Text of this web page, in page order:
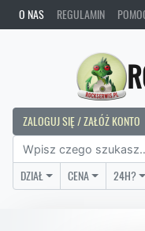
O NAS REGULAMIN
ZALOGUJ SIĘ / ZAŁÓŻ KONTO
DZIAŁ CENA 24H?